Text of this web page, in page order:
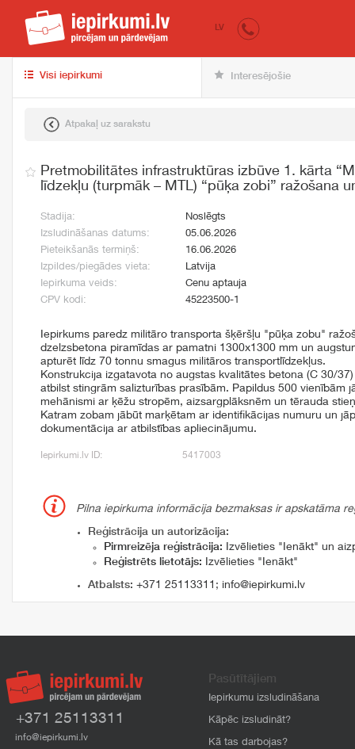
iepirkumi.lv
LV
Visi iepirkumi Interesējošie
Atpakaļ uz sarakstu
Pretmobilitātes infrastruktūras izbūve 1. kārta
līdzekļu (turpmāk – MTL) “pūķa zobi” ražošana
Stadija:
Noslēgts
Izsludināšanas datums:
05.06.2026
Pieteikšanās termiņš:
16.06.2026
Izpildes/piegādes vieta:
Latvija
Iepirkuma veids:
Cenu aptauja
CPV kodi:
45223500-1
Iepirkums paredz militāro transporta šķēršļu "pūķa zobu"
dzelzsbetona piramīdas ar pamatni 1300x1300 mm un
apturēt līdz 70 tonnu smagus militāros transportlīdzekļus.
Konstrukcija izgatavota no augstas kvalitātes betona (C 30/
atbilst stingrām salizturības prasībām. Papildus 500 vienībām
mehānismi ar ķēžu stropēm, aizsargplāksnēm un tērauda
Katram zobam jābūt marķētam ar identifikācijas numuru un
dokumentācija ar atbilstības apliecinājumu.
Iepirkumi.lv ID: 5417003
Pilna iepirkuma informācija bezmaksas ir apskatāma
Reģistrācija un autorizācija:
Pirmreizēja reģistrācija: Izvēlieties "Ienākt" un
Reģistrēts lietotājs: Izvēlieties "Ienākt"
Atbalsts: +371 25113311 ; info@iepirkumi.lv
+371 25113311
info@iepirkumi.lv
Pasūtītājiem
Iepirkumu izsludināšana
Kāpēc izsludināt?
Kā tas darbojas?